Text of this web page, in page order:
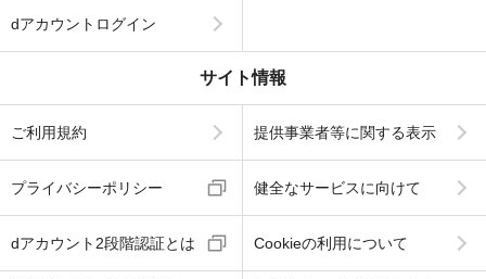
dアカウントログイン
サイト情報
ご利用規約 提供事業者等に関する表示
プライバシーポリシー 健全なサービスに向けて
dアカウント2段階認証とは Cookieの利用について